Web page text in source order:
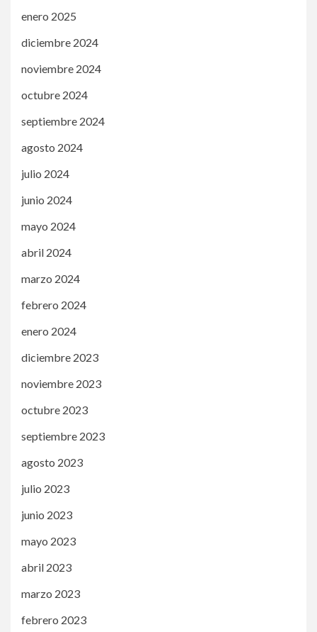
enero 2025
diciembre 2024
noviembre 2024
octubre 2024
septiembre 2024
agosto 2024
julio 2024
junio 2024
mayo 2024
abril 2024
marzo 2024
febrero 2024
enero 2024
diciembre 2023
noviembre 2023
octubre 2023
septiembre 2023
agosto 2023
julio 2023
junio 2023
mayo 2023
abril 2023
marzo 2023
febrero 2023